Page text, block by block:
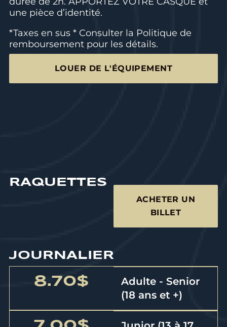
une pièce d’identité.
*Taxes en sus * Consulter la Politique de
remboursement pour les détails.
LOUER DE L'ÉQUIPEMENT
RAQUETTES
ACHETER UN
BILLET
JOURNALIER
8.70$
Adulte - Senior
(18 ans et +)